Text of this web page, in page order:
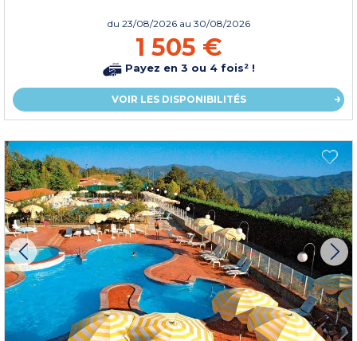
du 23/08/2026 au 30/08/2026
1 505 €
Payez en 3 ou 4 fois² !
VOIR LES DISPONIBILITÉS